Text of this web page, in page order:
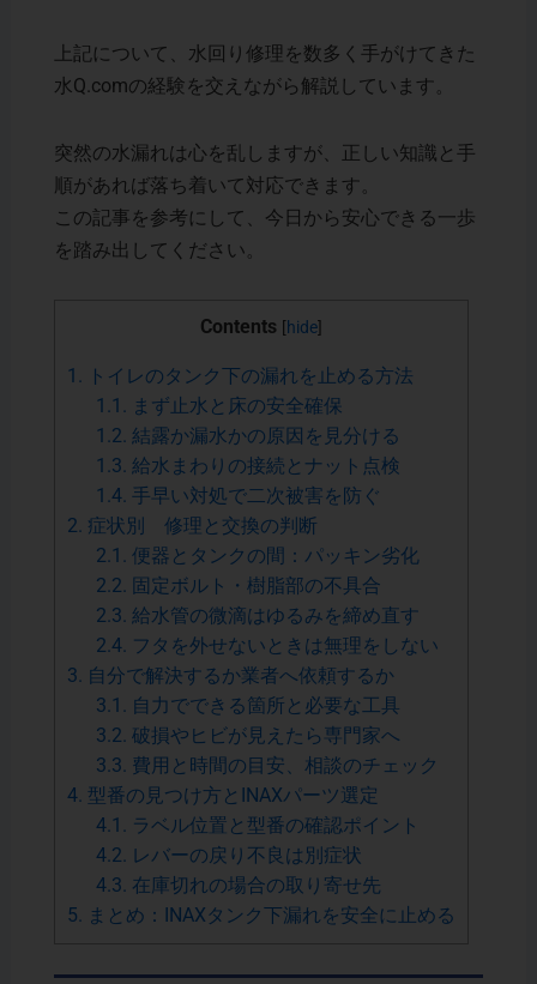
上記について、水回り修理を数多く手がけてきた
水Q.comの経験を交えながら解説しています。
突然の水漏れは心を乱しますが、正しい知識と手
順があれば落ち着いて対応できます。
この記事を参考にして、今日から安心できる一歩
を踏み出してください。
Contents [hide]
1. トイレのタンク下の漏れを止める方法
1.1. まず止水と床の安全確保
1.2. 結露か漏水かの原因を見分ける
1.3. 給水まわりの接続とナット点検
1.4. 手早い対処で二次被害を防ぐ
2. 症状別 修理と交換の判断
2.1. 便器とタンクの間：パッキン劣化
2.2. 固定ボルト・樹脂部の不具合
2.3. 給水管の微滴はゆるみを締め直す
2.4. フタを外せないときは無理をしない
3. 自分で解決するか業者へ依頼するか
3.1. 自力でできる箇所と必要な工具
3.2. 破損やヒビが見えたら専門家へ
3.3. 費用と時間の目安、相談のチェック
4. 型番の見つけ方とINAXパーツ選定
4.1. ラベル位置と型番の確認ポイント
4.2. レバーの戻り不良は別症状
4.3. 在庫切れの場合の取り寄せ先
5. まとめ：INAXタンク下漏れを安全に止める